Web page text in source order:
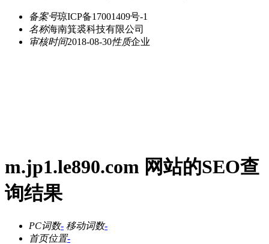
备案号琼ICP备17001409号-1
名称海南箕裘科技有限公司
审核时间2018-08-30性质企业
m.jp1.le890.com 网站的SEO查
询结果
PC词数- 移动词数-
首页位置-